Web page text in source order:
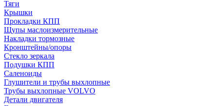
Тяги
Крышки
Прокладки КПП
Щупы маслоизмерительные
Накладки тормозные
Кронштейны/опоры
Стекло зеркала
Подушки КПП
Саленоиды
Глушители и трубы выхлопные
Трубы выхлопные VOLVO
Детали двигателя